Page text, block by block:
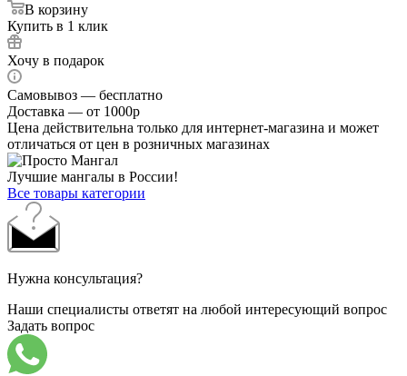
В корзину
Купить в 1 клик
Хочу в подарок
Самовывоз — бесплатно
Доставка — от 1000р
Цена действительна только для интернет-магазина и может
отличаться от цен в розничных магазинах
Лучшие мангалы в России!
Все товары категории
Нужна консультация?
Наши специалисты ответят на любой интересующий вопрос
Задать вопрос